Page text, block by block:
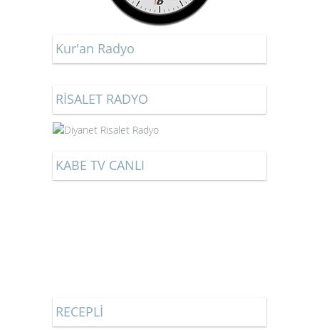
Kur'an Radyo
RİSALET RADYO
KABE TV CANLI
RECEPLİ